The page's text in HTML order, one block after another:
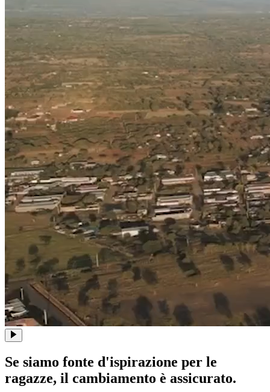
Se siamo fonte d'ispirazione per le
ragazze, il cambiamento è assicurato.